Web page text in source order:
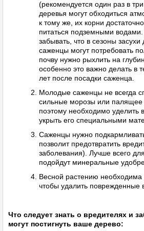
(рекомендуется один раз в
деревья могут обходиться
к тому же, их корни
питаться подземными
забывать, что в сезоны
саженцы могут потребовать
почву нужно рыхлить на
особенно это важно делать в
лет после посадки саженца.
Молодые саженцы не всегда
сильные морозы или палящее
поэтому необходимо уделить
укрыть его специальными
Саженцы нужно
позволит предотвратить
заболевания). Лучше всего
подойдут минеральные
Весной растению необходима
чтобы удалить поврежденные
Что следует знать о вредителях и
могут постигнуть ваше дерево: